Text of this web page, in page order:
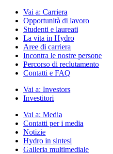
Vai a: Carriera
Opportunità di lavoro
Studenti e laureati
La vita in Hydro
Aree di carriera
Incontra le nostre persone
Percorso di reclutamento
Contatti e FAQ
Vai a: Investors
Investitori
Vai a: Media
Contatti per i media
Notizie
Hydro in sintesi
Galleria multimediale